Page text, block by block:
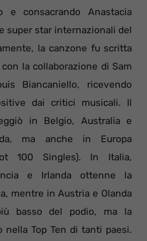
e consacrando Anastacia
super star internazionali del
la canzone fu scritta
la collaborazione di Sam
Biancaniello, ricevendo
dai critici musicali. Il
in Belgio, Australia e
ma anche in Europa
100 Singles). In Italia,
e Irlanda ottenne la
mentre in Austria e Olanda
basso del podio, ma la
nella Top Ten di tanti paesi.